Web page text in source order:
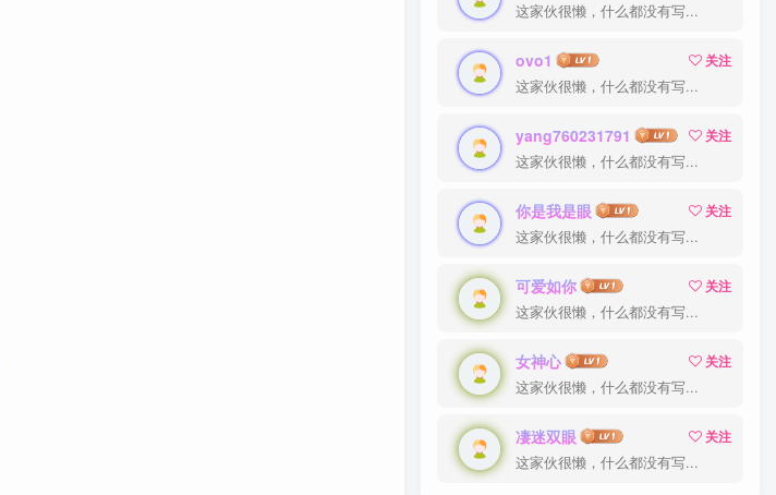
这家伙很懒，什么都没有写...
ovo1
关注
这家伙很懒，什么都没有写...
yang760231791
关注
这家伙很懒，什么都没有写...
你是我是眼
关注
这家伙很懒，什么都没有写...
可爱如你
关注
这家伙很懒，什么都没有写...
女神心
关注
这家伙很懒，什么都没有写...
凄迷双眼
关注
这家伙很懒，什么都没有写...